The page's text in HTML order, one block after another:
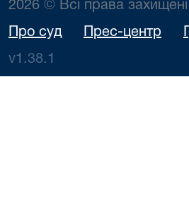
2026 © Всі права захищені
Про суд Прес-центр
v1.38.1